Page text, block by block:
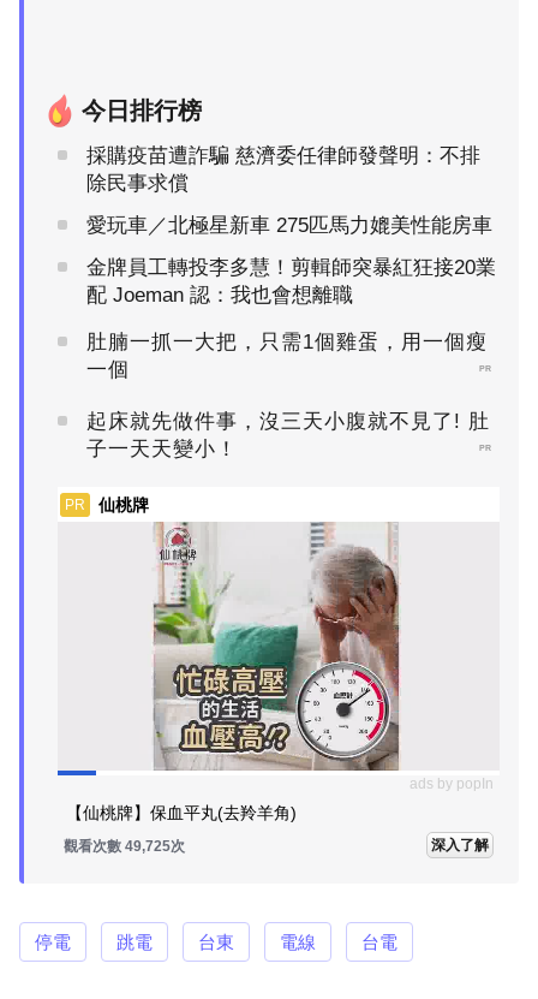
今日排行榜
採購疫苗遭詐騙 慈濟委任律師發聲明：不排
除民事求償
愛玩車／北極星新車 275匹馬力媲美性能房車
金牌員工轉投李多慧！剪輯師突暴紅狂接20業
配 Joeman 認：我也會想離職
肚腩一抓一大把，只需1個雞蛋，用一個瘦
一個
PR
起床就先做件事，沒三天小腹就不見了! 肚
子一天天變小！
PR
PR 仙桃牌
ads by popIn
【仙桃牌】保血平丸(去羚羊角)
觀看次數 49,727次 深入了解
停電 跳電 台東 電線 台電